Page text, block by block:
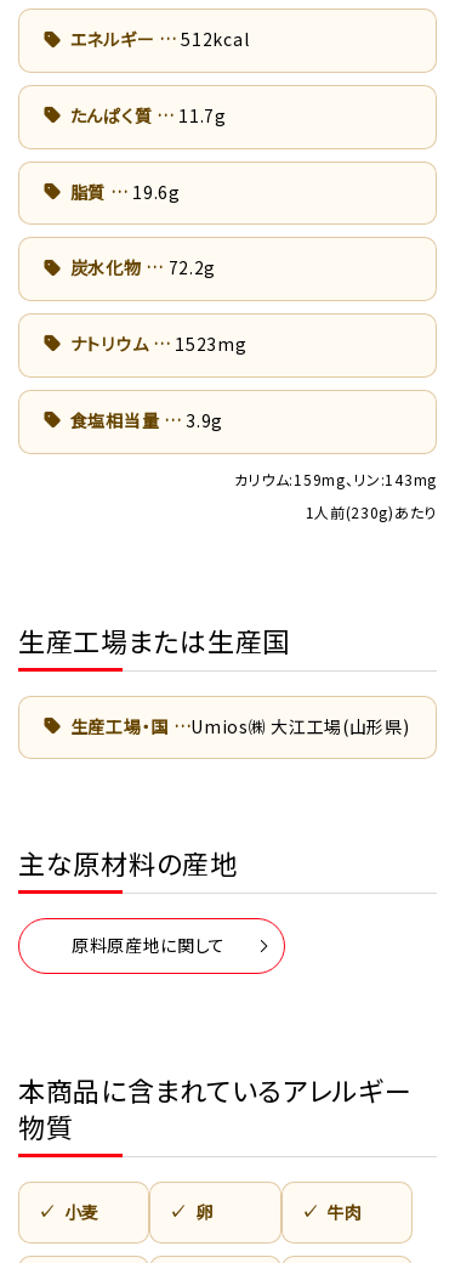
エネルギー 512kcal
たんぱく質 11.7g
脂質 19.6g
炭水化物 72.2g
ナトリウム 1523mg
食塩相当量 3.9g
カリウム:159mg、リン:143mg
1人前(230g)あたり
生産工場または生産国
生産工場・国 Umios㈱ 大江工場(山形県)
主な原材料の産地
原料原産地に関して
本商品に含まれているアレルギー
物質
小麦 卵 牛肉